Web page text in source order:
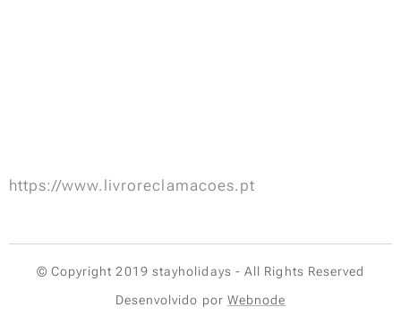
https://www.livroreclamacoes.pt
© Copyright 2019 stayholidays - All Rights Reserved
Desenvolvido por Webnode